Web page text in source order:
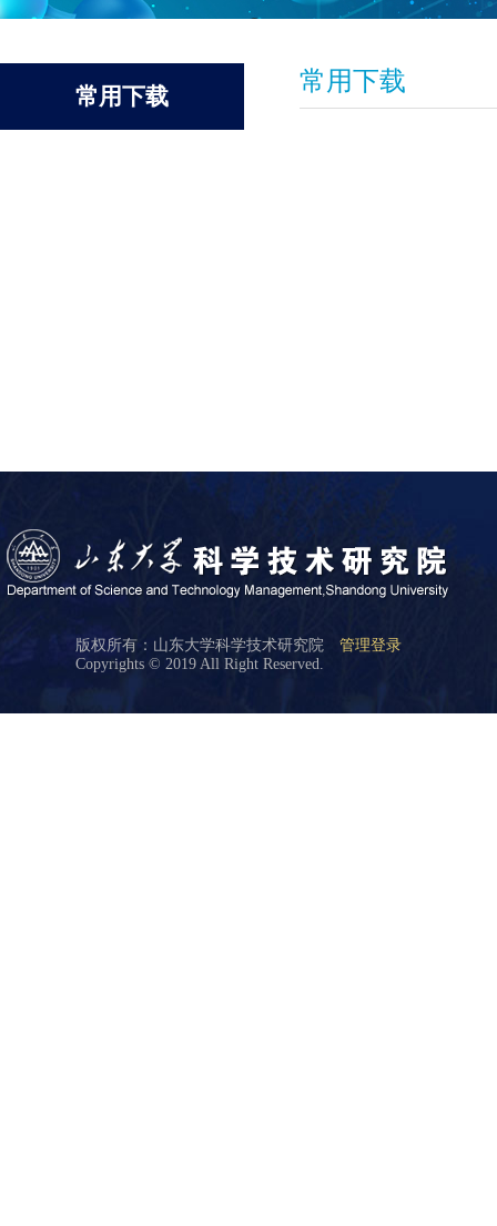
常用下载
常用下载
版权所有：山东大学科学技术研究院 管理登录
Copyrights © 2019 All Right Reserved.